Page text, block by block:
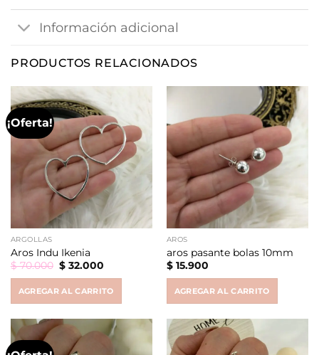
Información adicional
PRODUCTOS RELACIONADOS
¡Oferta!
ARGOLLAS
Aros Indu Ikenia
$70.000 Original
price
$ 70.000.
$32.000Current
$ 32.000.
AGREGAR AL CARRITO
AROS
aros pasante bolas 10mm
$15.900
AGREGAR AL CARRITO